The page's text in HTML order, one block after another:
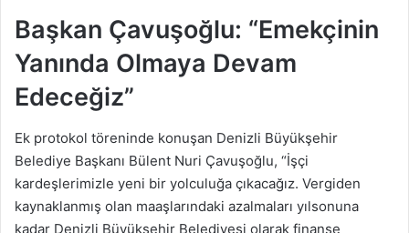
Başkan Çavuşoğlu: “Emekçinin
Yanında Olmaya Devam
Edeceğiz”
Ek protokol töreninde konuşan Denizli Büyükşehir
Belediye Başkanı Bülent Nuri Çavuşoğlu, “İşçi
kardeşlerimizle yeni bir yolculuğa çıkacağız. Vergiden
kaynaklanmış olan maaşlarındaki azalmaları yılsonuna
kadar Denizli Büyükşehir Belediyesi olarak finanse